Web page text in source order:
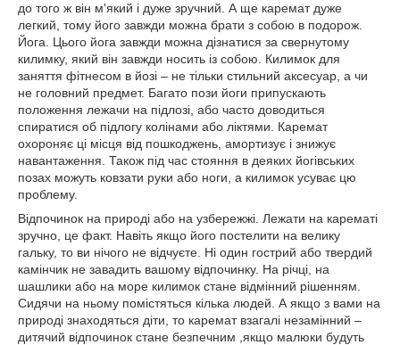
до того ж він м'який і дуже зручний. А ще каремат дуже
легкий, тому його завжди можна брати з собою в подорож.
Йога. Цього йога завжди можна дізнатися за свернутому
килимку, який він завжди носить із собою. Килимок для
заняття фітнесом в йозі – не тільки стильний аксесуар, а чи
не головний предмет. Багато пози йоги припускають
положення лежачи на підлозі, або часто доводиться
спиратися об підлогу колінами або ліктями. Каремат
охороняє ці місця від пошкоджень, амортизує і знижує
навантаження. Також під час стояння в деяких йогівських
позах можуть ковзати руки або ноги, а килимок усуває цю
проблему.
Відпочинок на природі або на узбережжі. Лежати на карематі
зручно, це факт. Навіть якщо його постелити на велику
гальку, то ви нічого не відчуєте. Ні один гострий або твердий
камінчик не завадить вашому відпочинку. На річці, на
шашлики або на море килимок стане відмінний рішенням.
Сидячи на ньому помістяться кілька людей. А якщо з вами на
природі знаходяться діти, то каремат взагалі незамінний –
дитячий відпочинок стане безпечним ,якщо малюки будуть